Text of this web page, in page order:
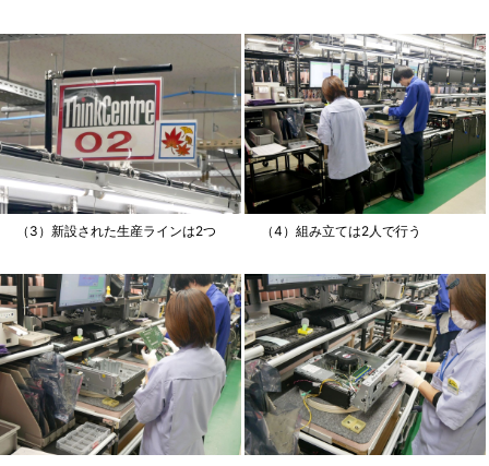
（3）新設された生産ラインは2つ （4）組み立ては2人で行う